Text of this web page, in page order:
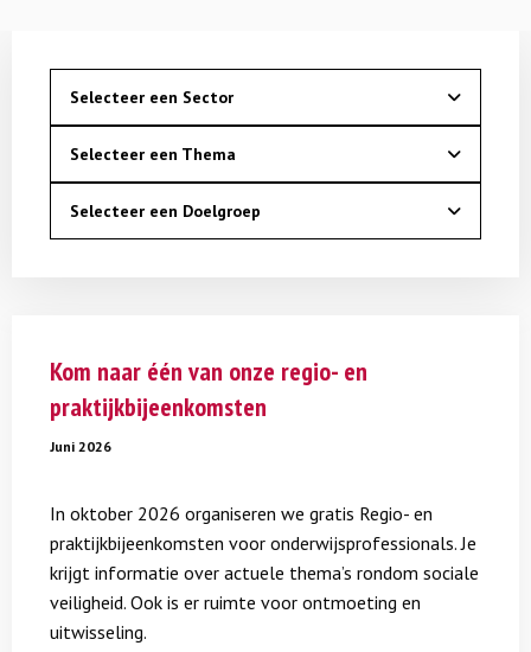
Selecteer een Sector
Selecteer een Thema
Selecteer een Doelgroep
regio-
praktijkbijeenkomsten
Kom naar één van onze regio- en
praktijkbijeenkomsten
Juni 2026
In oktober 2026 organiseren we gratis Regio- en
praktijkbijeenkomsten voor onderwijsprofessionals. Je
krijgt informatie over actuele thema’s rondom sociale
veiligheid. Ook is er ruimte voor ontmoeting en
uitwisseling.